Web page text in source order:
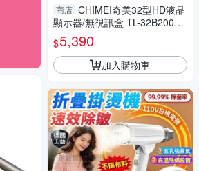
商店 CHIMEI奇美32型HD液晶
顯示器/無視訊盒 TL-32B200~
含運僅配送一樓
$5,390
加入購物車